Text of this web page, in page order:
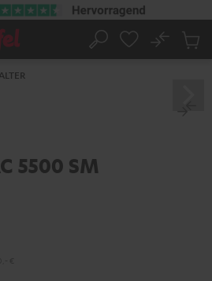
Suche
No
5500 SM